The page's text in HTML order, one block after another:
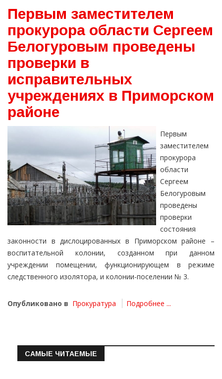
Первым заместителем
прокурора области Сергеем
Белогуровым проведены
проверки в
исправительных
учреждениях в Приморском
районе
Первым
заместителем
прокурора
области
Сергеем
Белогуровым
проведены
проверки
состояния
законности в дислоцированных в Приморском районе –
воспитательной колонии, созданном при данном
учреждении помещении, функционирующем в режиме
следственного изолятора, и колонии-поселении № 3.
Опубликовано в Прокуратура Подробнее ...
САМЫЕ ЧИТАЕМЫЕ